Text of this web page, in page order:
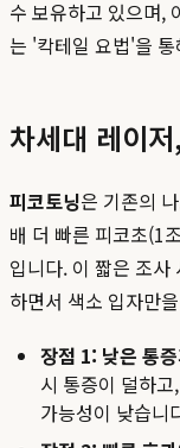
수 보유하고 있으며,
는 '칵테일 요법'을
차세대 레이
피코토닝은 기존의
배 더 빠른 피코초(1
입니다. 이 짧은 조사
하면서 색소 입자만
장점 1: 낮은 통
시 통증이 덜하
가능성이 낮습니